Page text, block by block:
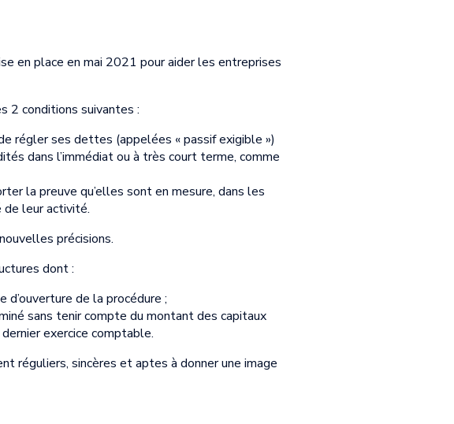
en place en mai 2021 pour aider les entreprises
2 conditions suivantes :
régler ses dettes (appelées « passif exigible »)
dans l’immédiat ou à très court terme, comme
la preuve qu’elles sont en mesure, dans les
de leur activité.
précisions.
dont :
de la procédure ;
sans tenir compte du montant des capitaux
exercice comptable.
réguliers, sincères et aptes à donner une image